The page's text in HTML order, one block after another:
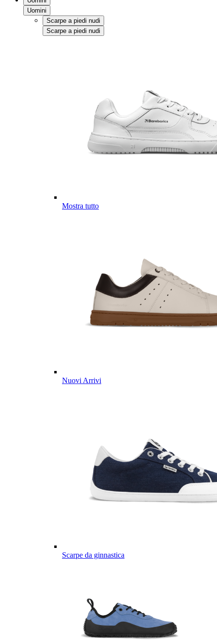
Uomini
Scarpe a piedi nudi
Scarpe a piedi nudi
Mostra tutto
Nuovi Arrivi
Scarpe da ginnastica